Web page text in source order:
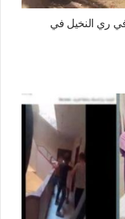
في ري النخيل في